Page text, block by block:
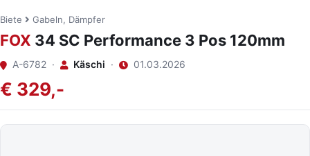
Biete Gabeln, Dämpfer
FOX 34 SC Performance 3 Pos 120mm
A-6782 · Käschi · 01.03.2026
€ 329,-